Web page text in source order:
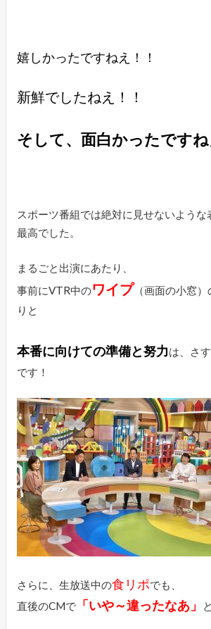
嬉しかったですねえ！！
新鮮でしたねえ！！
そして、面白かったですね
スポーツ番組では絶対に見せないよう
最高でした。
まるごと出演にあたり、
事前にVTR中のワイプ （画面の小窓
りと
本番に向けての準備と努力は、さ
です！
さらに、生放送中の食リポでも、
直後のCMで「いや～違ったなあ」